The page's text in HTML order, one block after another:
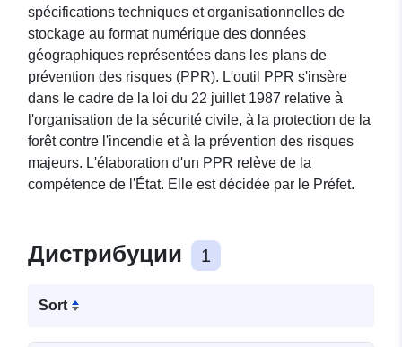
spécifications techniques et organisationnelles de
stockage au format numérique des données
géographiques représentées dans les plans de
prévention des risques (PPR). L'outil PPR s'insère
dans le cadre de la loi du 22 juillet 1987 relative à
l'organisation de la sécurité civile, à la protection de la
forêt contre l'incendie et à la prévention des risques
majeurs. L'élaboration d'un PPR relève de la
compétence de l'État. Elle est décidée par le Préfet.
Дистрибуции 1
Sort